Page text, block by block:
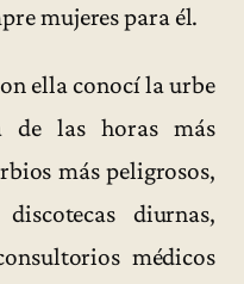
mujeres para él.
ella conocí la urbe
de las horas más
más peligrosos,
diurnas,
médicos